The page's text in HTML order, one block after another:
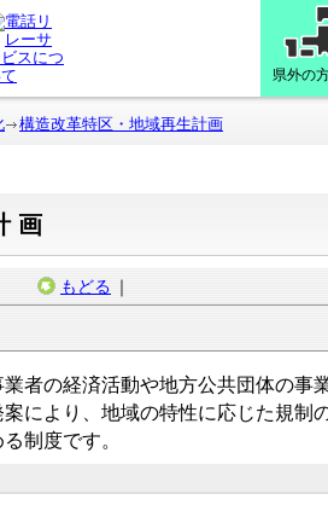
県外の
構造改革特区・地域再生計画
画
もどる ｜
者の経済活動や地方公共団体の事
により、地域の特性に応じた規制
制度です。